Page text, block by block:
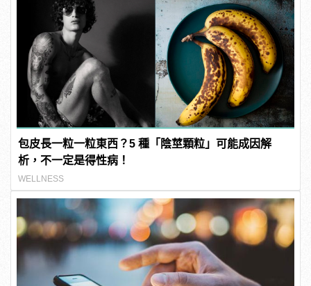
包皮長一粒一粒東西？5 種「陰莖顆粒」可能成因解
析，不一定是得性病！
WELLNESS